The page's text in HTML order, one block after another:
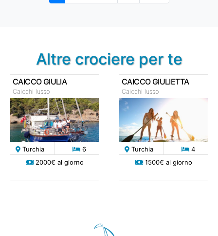
Altre crociere per te
CAICCO GIULIA
Caicchi lusso
Turchia
6
2000€ al giorno
CAICCO GIULIETTA
Caicchi lusso
Turchia
4
1500€ al giorno